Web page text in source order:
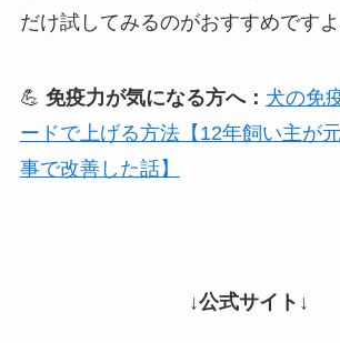
だけ試してみるのがおすすめですよ
💪 免疫力が気になる方へ： 犬の免
ードで上げる方法【12年飼い主が
事で改善した話】
↓公式サイト↓